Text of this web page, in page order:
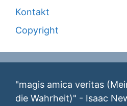
Kontakt
Copyright
"magis amica veritas
die Wahrheit)" - Isaac